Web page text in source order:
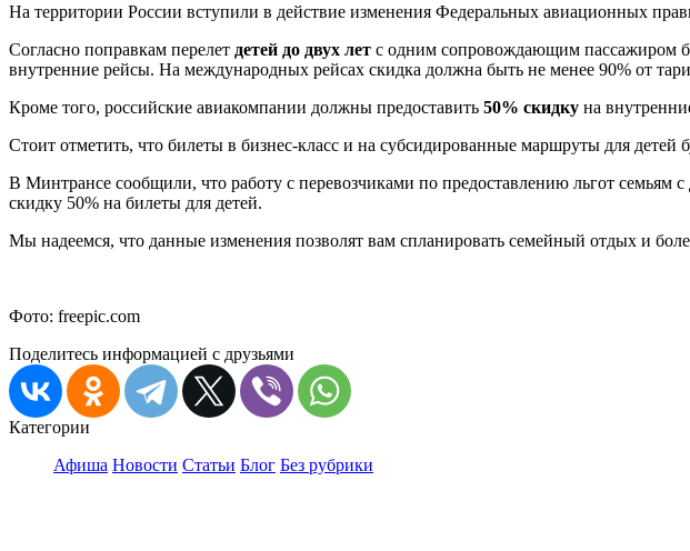
На территории России вступили в действие изменения Федеральных авиационных
Согласно поправкам перелет детей до двух лет с одним сопровождающим пассажиром
внутренние рейсы. На международных рейсах скидка должна быть не менее 90% от
Кроме того, российские авиакомпании должны предоставить 50% скидку на
Стоит отметить, что билеты в бизнес-класс и на субсидированные маршруты для детей
В Минтрансе сообщили, что работу с перевозчиками по предоставлению льгот
скидку 50% на билеты для детей.
Мы надеемся, что данные изменения позволят вам спланировать семейный отдых и
Фото: freepic.com
Поделитесь информацией с друзьями
Категории
Афиша Новости Статьи Блог Без рубрики